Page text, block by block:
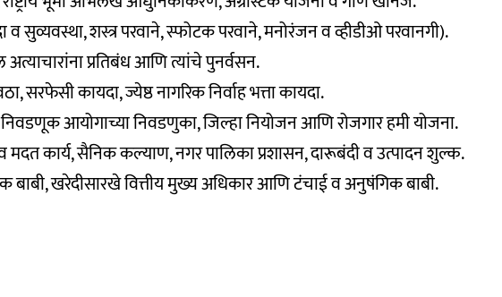
सुव्यवस्था, शस्त्र परवाने, स्फोटक परवाने, मनोरंजन व व्हीडीओ परवानगी).
प्रतिबंध आणि त्यांचे पुनर्वसन.
सरफेसी कायदा, ज्येष्ठ नागरिक निर्वाह भत्ता कायदा.
आयोगाच्या निवडणुका, जिल्हा नियोजन आणि रोजगार हमी योजना.
मदत कार्य, सैनिक कल्याण, नगर पालिका प्रशासन, दारूबंदी व उत्पादन शुल्क.
बाबी, खरेदीसारखे वित्तीय मुख्य अधिकार आणि टंचाई व अनुषंगिक बाबी.